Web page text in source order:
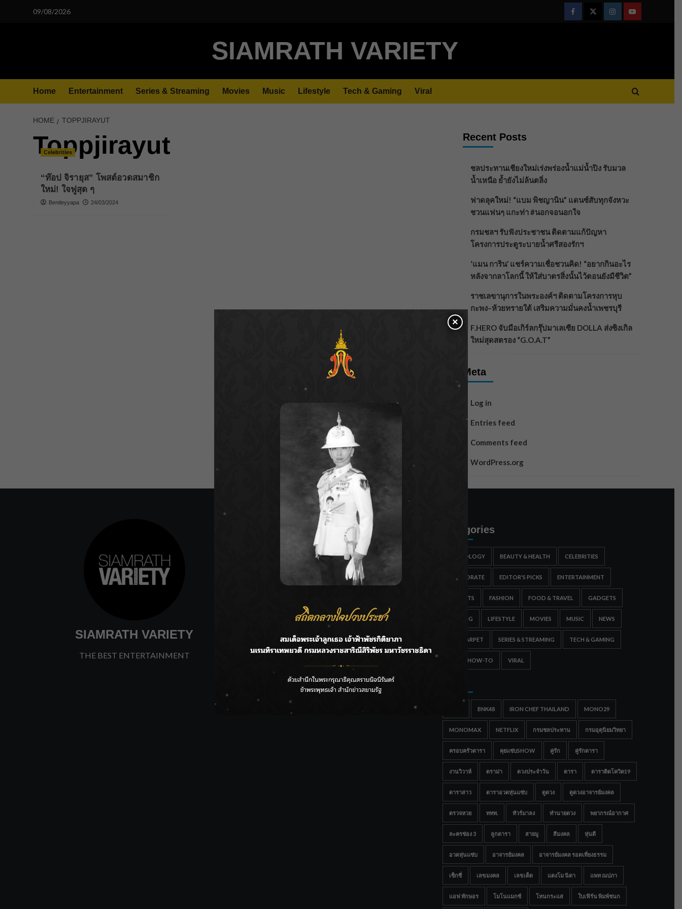
09/08/2026
FacebookTwitterInstagramYoutube
SIAMRATH VARIETY
Home Entertainment Series & Streaming Movies Music Lifestyle Tech & Gaming Viral
HOME TOPPJIRAYUT
Toppjirayut
Celebrities
“ท๊อป จิรายุส” โพสต์อวดสมาชิก
ใหม่! ใจฟูสุด ๆ
Bentleyyapa 24/03/2024
Recent Posts
ชลประทานเชียงใหม่เร่งพร่องน้ำแม่น้ำปิง รับมวล
น้ำเหนือ ย้ำยังไม่ล้นตลิ่ง
ฟาดลุคใหม่! “แบม พิชญานิน” แดนซ์สับทุกจังหวะ
ชวนแฟนๆ แกะท่า #นอกจอนอกใจ
กรมชลฯ รับฟังประชาชน ติดตามแก้ปัญหา
โครงการประตูระบายน้ำศรีสองรักฯ
‘แมน การิน’ แชร์ความเชื่อชวนคิด! “อยากกินอะไร
หลังจากลาโลกนี้ ให้ใส่บาตรสิ่งนั้นไว้ตอนยังมีชีวิต”
ราชเลขานุการในพระองค์ฯ ติดตามโครงการหุบ
กะพง–ห้วยทรายใต้ เสริมความมั่นคงน้ำเพชรบุรี
F.HERO จับมือเกิร์ลกรุ๊ปมาเลเซีย DOLLA ส่งซิงเกิล
ใหม่สุดสตรอง “G.O.A.T”
Meta
Log in
Entries feed
Comments feed
WordPress.org
SIAMRATH VARIETY
THE BEST ENTERTAINMENT
ชลประทานเชียงใหม่เร่งพร่องน้ำแม่น้ำปิง รับมวลน้ำเหนือ ย้ำ
ฟาดลุคใหม่! “แบม พิชญานิน” แดนซ์สับทุกจังหวะ ชวนแฟนๆ
กรมชลฯ รับฟังประชาชน ติดตามแก้ปัญหาโครงการประตู
ระบายน้ำศรีสองรักฯ
‘แมน การิน’ แชร์ความเชื่อชวนคิด! “อยากกินอะไรหลังจาก
ลาโลกนี้ ให้ใส่บาตรสิ่งนั้นไว้ตอนยังมีชีวิต”
ราชเลขานุการในพระองค์ฯ ติดตามโครงการหุบกะพง–ห้วย
ทรายใต้ เสริมความมั่นคงน้ำเพชรบุรี
Categories
ASTROLOGY BEAUTY & HEALTH CELEBRITIES
CORPORATE EDITOR'S PICKS ENTERTAINMENT
ESPORTS FASHION FOOD & TRAVEL GADGETS
GAMING LIFESTYLE MOVIES MUSIC NEWS
RED CARPET SERIES & STREAMING TECH & GAMING
TIPS & HOW-TO VIRAL
BNK48 IRON CHEF THAILAND MONO29
MONOMAX NETFLIX กรมชลประทาน กรมอุตุนิยมวิทยา
ครอบครัวดารา คุยแซ่บSHOW คู่รัก คู่รักดารา
งานวิวาห์ ดราม่า ดวงประจำวัน ดารา ดาราติดโควิด19
ดาราสาว ดาราอวดหุ่นแซ่บ ดูดวง ดูดวงอาจารย์มงคล
ตรวจหวย ททท. ทัวร์มาลง ทำนายดวง พยากรณ์อากาศ
ละครช่อง 3 ลูกดารา สายมู สีมงคล หุ่นดี
อวดหุ่นแซ่บ อาจารย์มงคล อาจารย์มงคล รอดเที่ยงธรรม
เซ็กซี่ เลขมงคล เลขเด็ด แตงโม นิดา แพท ณปภา
แอฟ ทักษอร โมโนแมกซ์ โหนกระแส ใบเฟิร์น พิมพ์ชนก
×